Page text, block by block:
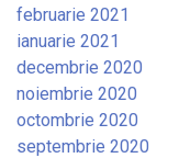
februarie 2021
ianuarie 2021
decembrie 2020
noiembrie 2020
octombrie 2020
septembrie 2020